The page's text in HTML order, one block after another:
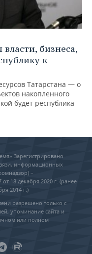
бизнеса,
к
Татарстана — о
накопленного
будет республика
Зарегистрировано
информационных
–
18 декабря 2020 г. (ранее
2014 г.)
разрешено только с
упоминание сайта и
или полном